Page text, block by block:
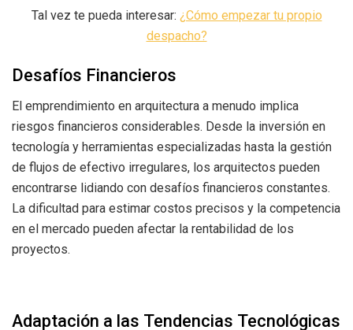
Tal vez te pueda interesar: ¿Cómo empezar tu propio
despacho?
Desafíos Financieros
El emprendimiento en arquitectura a menudo implica
riesgos financieros considerables. Desde la inversión en
tecnología y herramientas especializadas hasta la gestión
de flujos de efectivo irregulares, los arquitectos pueden
encontrarse lidiando con desafíos financieros constantes.
La dificultad para estimar costos precisos y la competencia
en el mercado pueden afectar la rentabilidad de los
proyectos.
Adaptación a las Tendencias Tecnológicas